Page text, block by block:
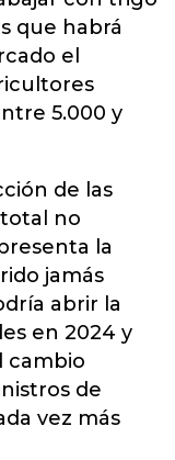
que habrá
el
5.000 y
de las
no
la
jamás
abrir la
en 2024 y
cambio
de
vez más